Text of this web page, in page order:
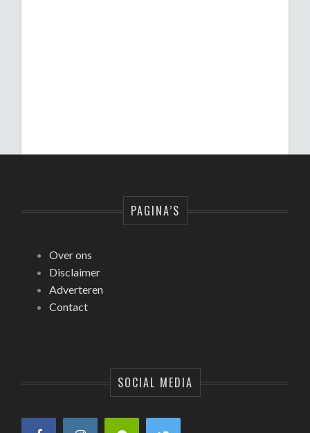
PAGINA’S
Over ons
Disclaimer
Adverteren
Contact
SOCIAL MEDIA